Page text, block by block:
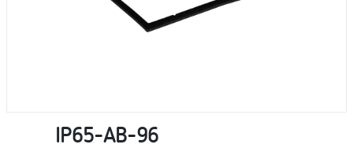
IP65-AB-96